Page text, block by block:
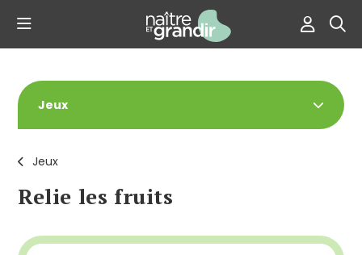
Jeux
Relie les fruits
Jeux